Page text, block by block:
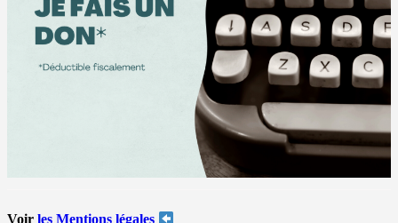
Voir les Mentions légales